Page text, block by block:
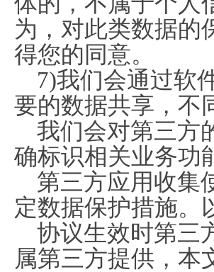
为，对此类数据的
得您的同意。
7)我们会通过软
要的数据共享，不
我们会对第三方
确标识相关业务功
第三方应用收集
定数据保护措施。
协议生效时第三
属第三方提供，本